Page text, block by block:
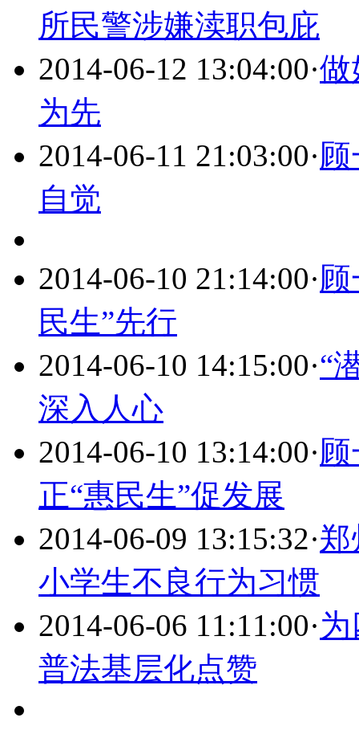
所民警涉嫌渎职包庇
2014-06-12 13:04:00·做
为先
2014-06-11 21:03:00·
自觉
2014-06-10 21:14:00·
民生”先行
2014-06-10 14:15:00·“
深入人心
2014-06-10 13:14:00·
正“惠民生”促发展
2014-06-09 13:15:32·郑
小学生不良行为习惯
2014-06-06 11:11:00·
普法基层化点赞